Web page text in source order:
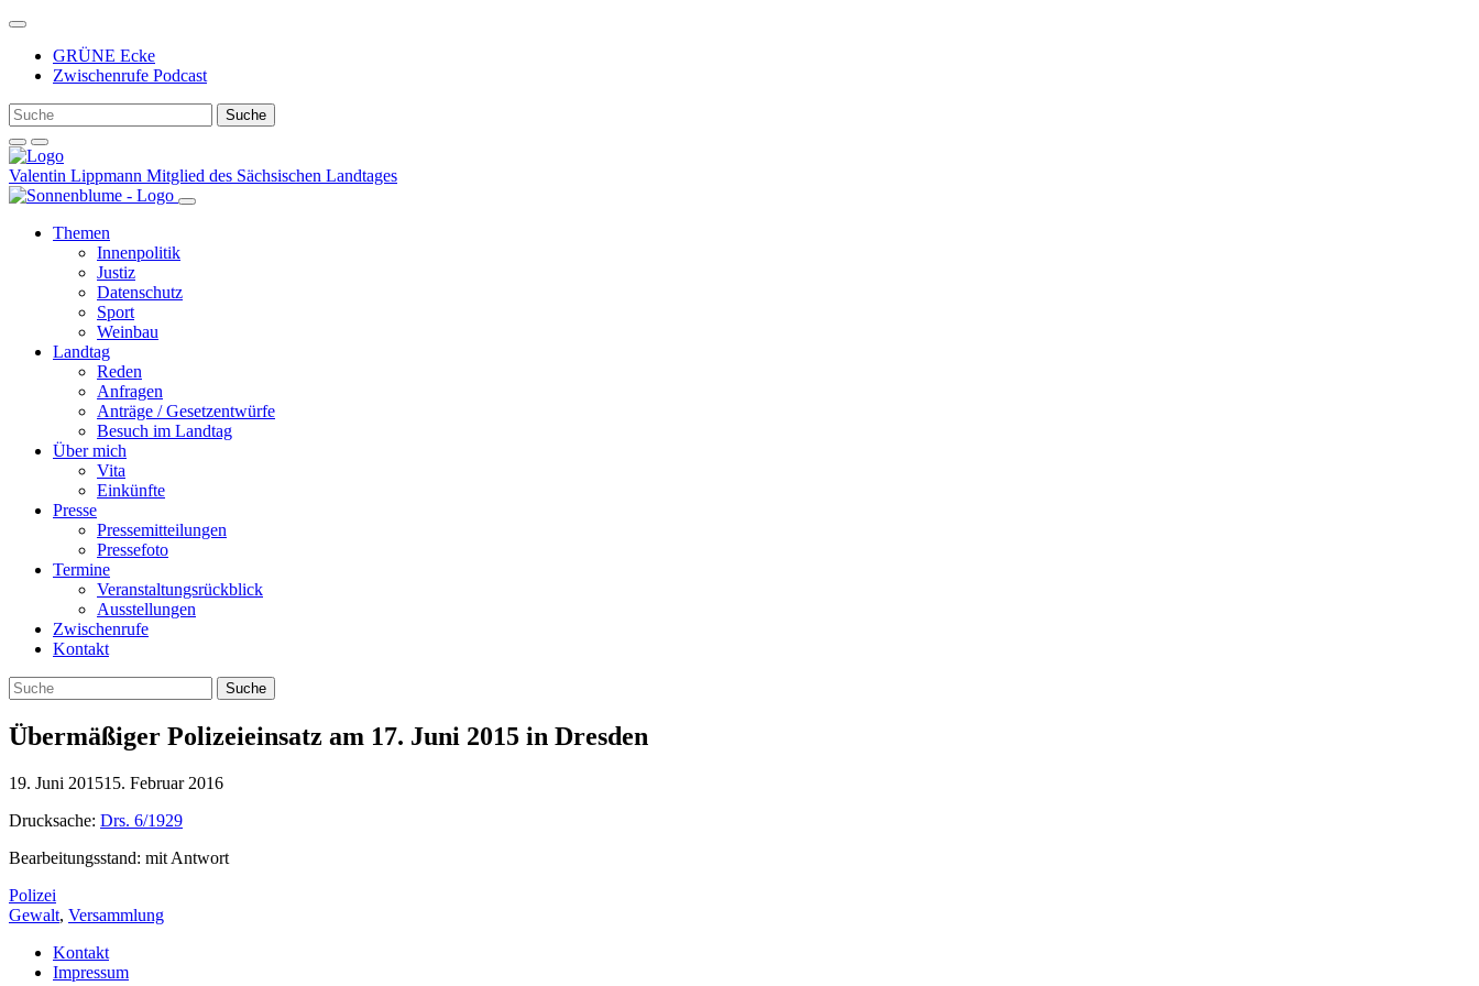
Weiter
Inhalt
GRÜNE Ecke
Zwischenrufe Podcast
Valentin Lippmann Mitglied des Sächsischen Landtages
Themen
Innenpolitik
Justiz
Datenschutz
Sport
Weinbau
Landtag
Reden
Anfragen
Anträge / Gesetzentwürfe
Besuch im Landtag
Über mich
Vita
Einkünfte
Presse
Pressemitteilungen
Pressefoto
Termine
Veranstaltungsrückblick
Ausstellungen
Zwischenrufe
Kontakt
Übermäßiger Polizeieinsatz am 17. Juni 2015 in Dresden
19. Juni 201515. Februar 2016
Drucksache: Drs. 6/1929
Bearbeitungsstand: mit Antwort
Polizei
Gewalt, Versammlung
Kontakt
Impressum